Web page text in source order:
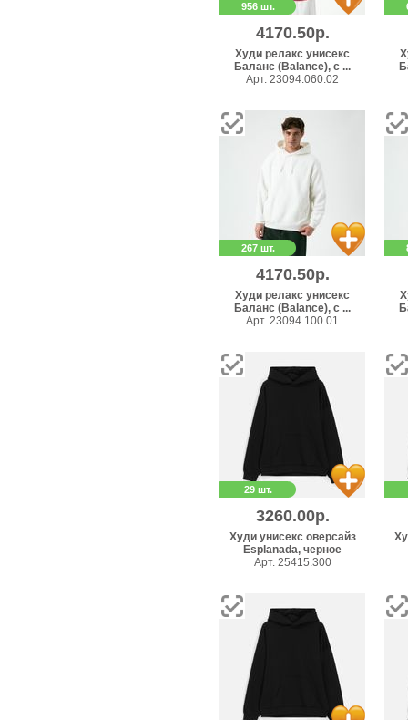
956 шт.
4170.50р.
Худи релакс унисекс
Баланс (Balance), с ...
Арт. 23094.060.02
267 шт.
4170.50р.
Худи релакс унисекс
Баланс (Balance), с ...
Арт. 23094.100.01
29 шт.
3260.00р.
Худи унисекс оверсайз
Esplanada, черное
Арт. 25415.300